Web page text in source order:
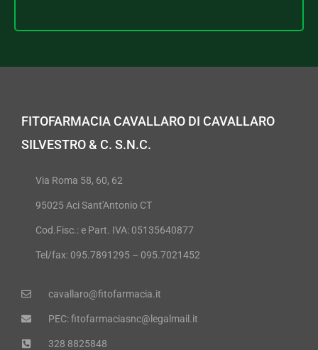
FITOFARMACIA CAVALLARO DI CAVALLARO
SILVESTRO & C. S.N.C.
Via Roma 58, 60, 62
95025 Aci Sant'Antonio CT
Cod.Fisc.: e Part. IVA: 05135640877
Tel/fax: 095.7891295 – 095.7021452
cavallaro@fitofarmacia.it
PEC: fitofarmaciasnc@legalmail.it
328 8825848